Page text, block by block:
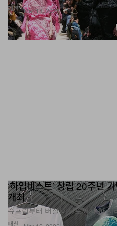
패션 Mar 13, 2026
패션
‘하입비스트’ 창립 20주년
개최
슈프림부터 버질 아블로까지 한 자